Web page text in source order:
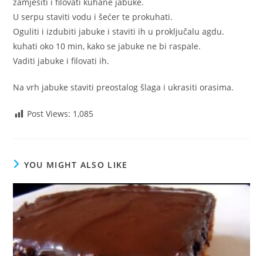
zamjesiti i filovati kuhane jabuke.
U serpu staviti vodu i šećer te prokuhati.
Oguliti i izdubiti jabuke i staviti ih u proključalu agdu.
kuhati oko 10 min, kako se jabuke ne bi raspale.
Vaditi jabuke i filovati ih.
Na vrh jabuke staviti preostalog šlaga i ukrasiti orasima.
Post Views: 1,085
YOU MIGHT ALSO LIKE